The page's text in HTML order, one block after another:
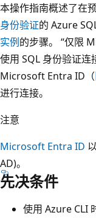
本操作指南概述了在
身份验证的 Azure
实例的步骤。 “仅限
使用 SQL 身份验证
Microsoft Entra ID（
进行连接。
注意
Microsoft Entra ID
AD)。
先决条件
使用 Azure CLI